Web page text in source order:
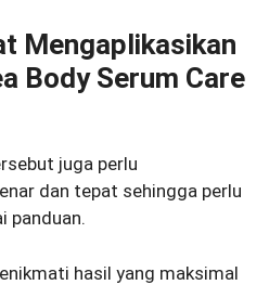
Mengaplikasikan
Body Serum Care
juga perlu
dan tepat sehingga perlu
panduan.
hasil yang maksimal